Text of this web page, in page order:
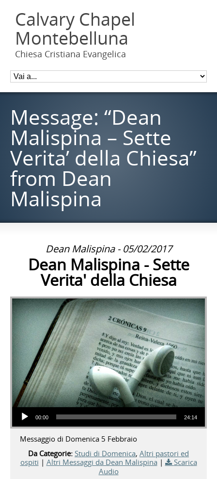
Calvary Chapel
Montebelluna
Chiesa Cristiana Evangelica
Message: “Dean
Malispina – Sette
Verita’ della Chiesa”
from Dean
Malispina
Dean Malispina - 05/02/2017
Dean Malispina - Sette
Verita' della Chiesa
Audio Player
00:00 24:14
Messaggio di Domenica 5 Febbraio
Da Categorie: Studi di Domenica, Altri pastori ed
ospiti | Altri Messaggi da Dean Malispina |
Scarica
Audio